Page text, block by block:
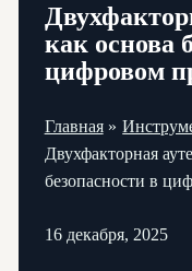
как основа
цифровом
Главная
Двухфакторная
безопасности в
16 декабря, 2025